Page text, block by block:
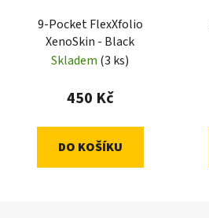
9-Pocket FlexXfolio
XenoSkin - Black
Skladem (3 ks)
450 Kč
DO KOŠÍKU